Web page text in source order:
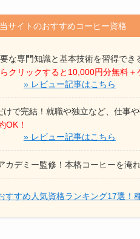
当サイトのおすすめコーヒー資格
要な専門知識と基本技術を習得でき
クリックすると10,000円分無料＋
» レビュー記事はこちら
けで完結！就職や独立など、仕事
OK！
» レビュー記事はこちら
カデミー監修！本格コーヒーを淹
すすめ人気資格ランキング17選！